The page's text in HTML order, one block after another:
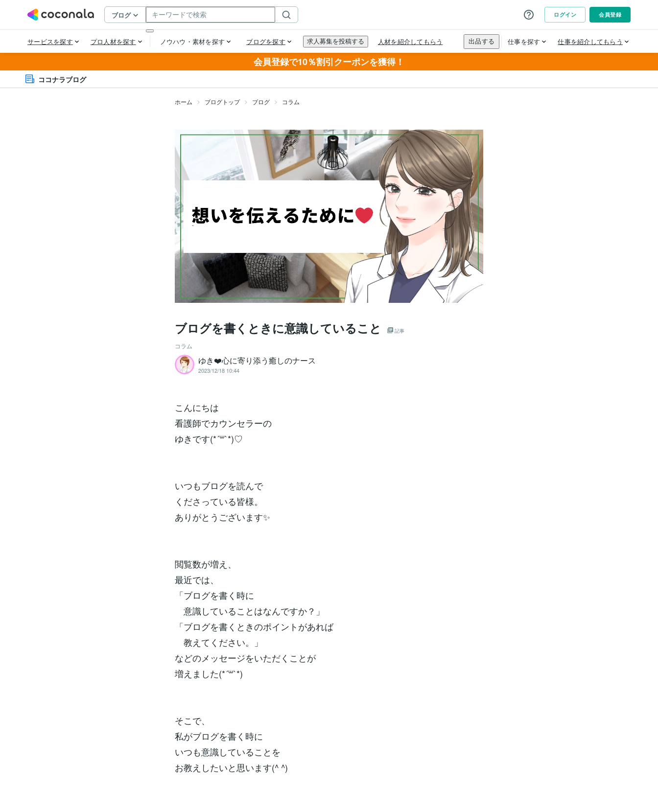
会員登録で10％割引クーポンを獲得！
ココナラブログ
ホーム ブログトップ ブログ コラム
ブログを書くときに意識していること 記事
コラム
ゆき❤️心に寄り添う癒しのナース
2023/12/18 10:44
こんにちは
看護師でカウンセラーの
ゆきです(*´꒳`*)♡
いつもブログを読んで
くださっている皆様。
ありがとうございます✨
閲覧数が増え、
最近では、
「ブログを書く時に
意識していることはなんですか？」
「ブログを書くときのポイントがあれば
教えてください。」
などのメッセージをいただくことが
増えました(*´꒳`*)
そこで、
私がブログを書く時に
いつも意識していることを
お教えしたいと思います(^ ^)